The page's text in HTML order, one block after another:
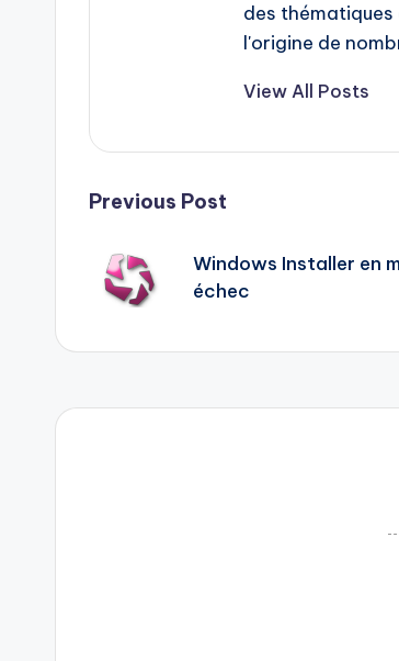
des thématiques
l'origine de
View All Posts
Post
navigation
Previous Post
Windows Installer en
échec